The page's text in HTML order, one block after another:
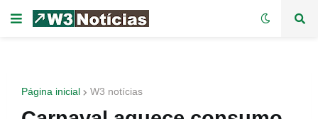
Página inicial W3 notícias